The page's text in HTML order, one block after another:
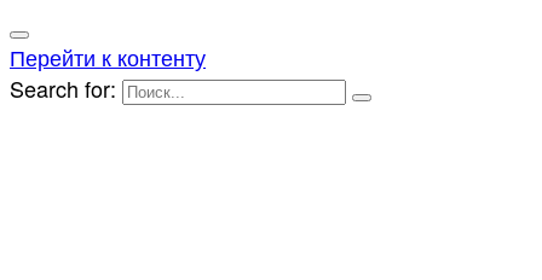
Перейти к контенту
Search for: